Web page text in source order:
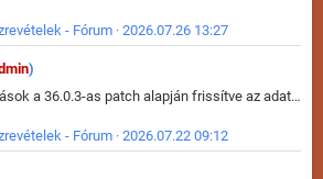
- Fórum · 2026.07.26 13:27
)
Kártya változások a 36.0.3-as patch alapján frissítve az adatbázisban (képek is cserélve).
- Fórum · 2026.07.22 09:12